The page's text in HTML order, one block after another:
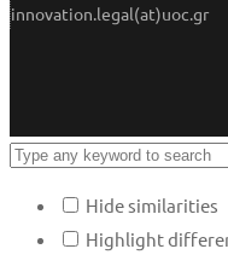
innovation.legal(at)uoc.gr
Hide similarities
Highlight